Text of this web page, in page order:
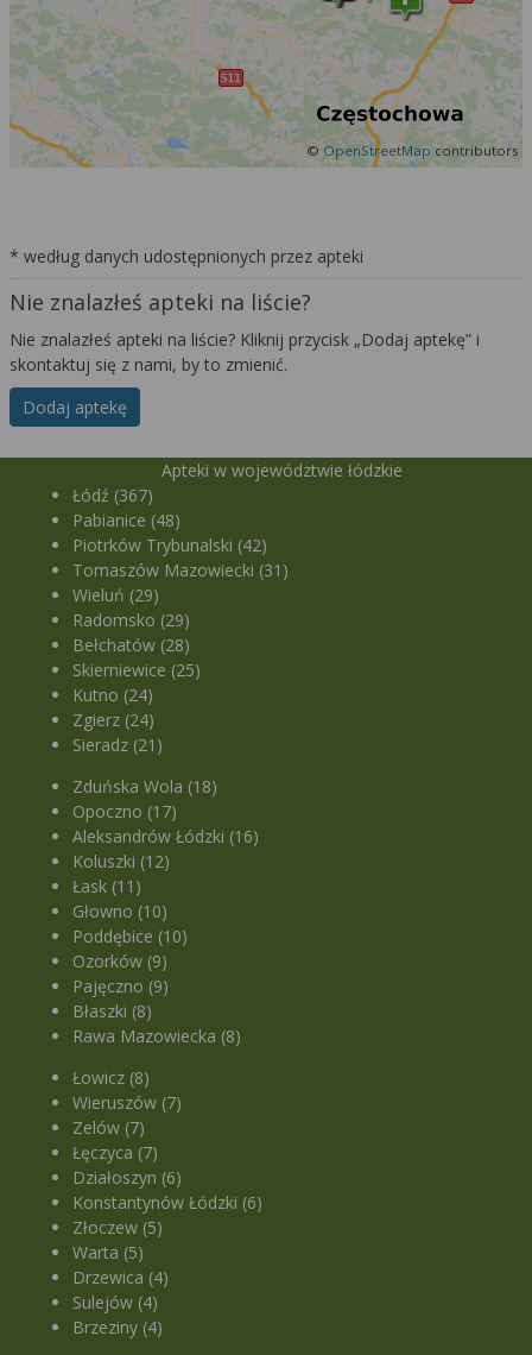
© OpenStreetMap contributors
* według danych udostępnionych przez apteki
Nie znalazłeś apteki na liście?
Nie znalazłeś apteki na liście? Kliknij przycisk „Dodaj aptekę” i
skontaktuj się z nami, by to zmienić.
Dodaj aptekę
Apteki w województwie łódzkie
Łódź (367)
Pabianice (48)
Piotrków Trybunalski (42)
Tomaszów Mazowiecki (31)
Wieluń (29)
Radomsko (29)
Bełchatów (28)
Skierniewice (25)
Kutno (24)
Zgierz (24)
Sieradz (21)
Zduńska Wola (18)
Opoczno (17)
Aleksandrów Łódzki (16)
Koluszki (12)
Łask (11)
Głowno (10)
Poddębice (10)
Ozorków (9)
Pajęczno (9)
Błaszki (8)
Rawa Mazowiecka (8)
Łowicz (8)
Wieruszów (7)
Zelów (7)
Łęczyca (7)
Działoszyn (6)
Konstantynów Łódzki (6)
Złoczew (5)
Warta (5)
Drzewica (4)
Sulejów (4)
Brzeziny (4)